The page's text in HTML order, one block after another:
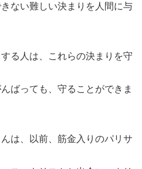
ない難しい決まりを人間に与
る人は、これらの決まりを守
ばっても、守ることができま
は、以前、筋金入りのパリサ